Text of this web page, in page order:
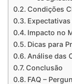
Condições
Impacto no
Dicas para
Análise das
Conclusão
FAQ –